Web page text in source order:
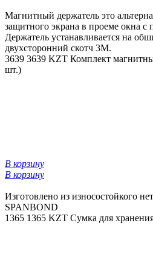
Магнитный держатель это
защитного экрана в проеме окна
Держатель устанавливается на
двухсторонний скотч 3М.
3639 3639 KZT Комплект
шт.)
В корзину
В корзину
Изготовлено из износостойкого
SPANBOND
1365 1365 KZT Сумка для